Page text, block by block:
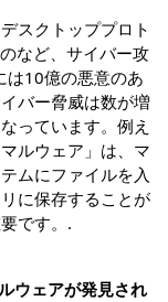
スクトッププロト
など、サイバー攻
は10億の悪意のあ
バー脅威は数が増
っています。例え
ルウェア」は、マ
ムにファイルを入
に保存することが
です。.
ウェアが発見され